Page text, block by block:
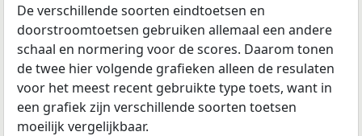
De verschillende soorten eindtoetsen en
doorstroomtoetsen gebruiken allemaal een andere
schaal en normering voor de scores. Daarom tonen
de twee hier volgende grafieken alleen de resulaten
voor het meest recent gebruikte type toets, want in
een grafiek zijn verschillende soorten toetsen
moeilijk vergelijkbaar.